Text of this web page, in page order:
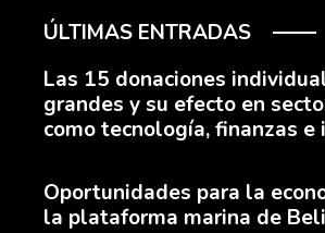
ÚLTIMAS ENTRADAS
Las 15 donaciones
grandes y su efecto en
como tecnología, finanzas e
Oportunidades para la
la plataforma marina de